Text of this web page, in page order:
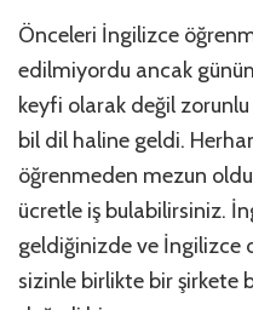
Önceleri İngilizce
edilmiyordu ancak
keyfi olarak değil
bil dil haline geldi.
öğrenmeden mezun
ücretle iş bulabilirsiniz.
geldiğinizde ve İngilizce
sizinle birlikte bir şirkete